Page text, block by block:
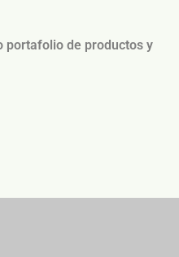
portafolio de productos y